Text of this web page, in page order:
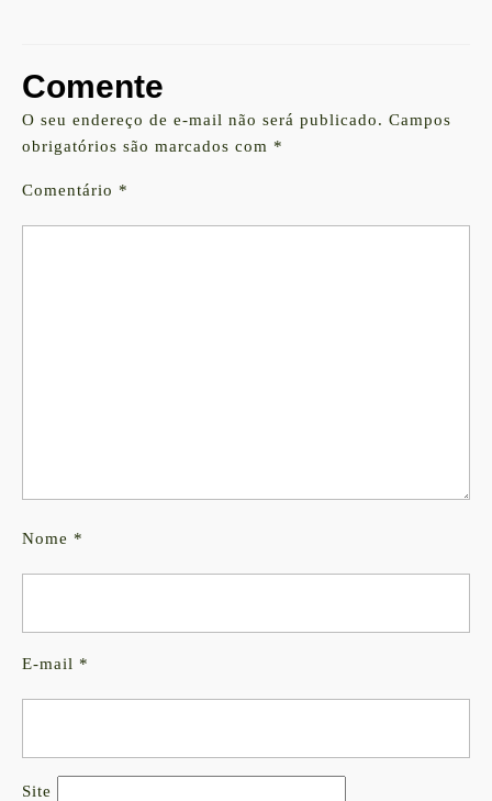
Comente
O seu endereço de e-mail não será publicado. Campos
obrigatórios são marcados com *
Comentário *
Nome *
E-mail *
Site